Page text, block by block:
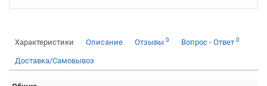
Характеристики Описание Отзывы 0 Вопрос - Ответ 0
Доставка/Самовывоз